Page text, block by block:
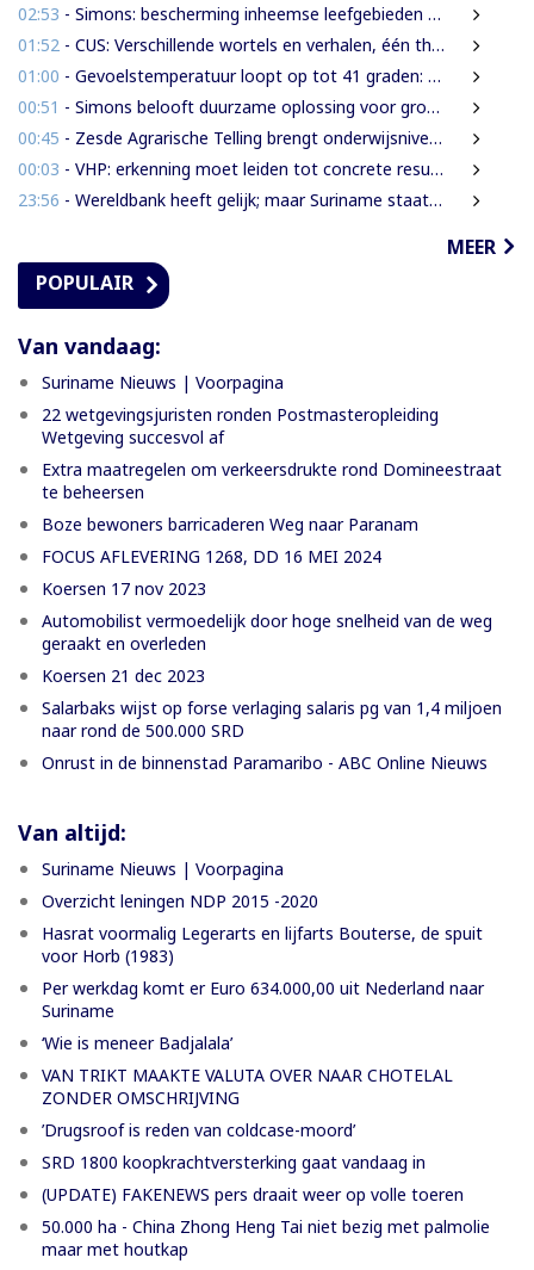
02:53 - Simons: bescherming inheemse leefgebieden en cultuur van nationaal belang
01:52 - CUS: Verschillende wortels en verhalen, één thuis
01:00 - Gevoelstemperatuur loopt op tot 41 graden: waarschuwing voor hittestress in Suriname
00:51 - Simons belooft duurzame oplossing voor grondenrechtenvraagstuk
00:45 - Zesde Agrarische Telling brengt onderwijsniveau landbouwers in kaart
00:03 - VHP: erkenning moet leiden tot concrete resultaten
23:56 - Wereldbank heeft gelijk; maar Suriname staat voor een grotere uitdaging
MEER
POPULAIR
Van vandaag:
Suriname Nieuws | Voorpagina
22 wetgevingsjuristen ronden Postmasteropleiding
Wetgeving succesvol af
Extra maatregelen om verkeersdrukte rond Domineestraat
te beheersen
Boze bewoners barricaderen Weg naar Paranam
FOCUS AFLEVERING 1268, DD 16 MEI 2024
Koersen 17 nov 2023
Automobilist vermoedelijk door hoge snelheid van de weg
geraakt en overleden
Koersen 21 dec 2023
Salarbaks wijst op forse verlaging salaris pg van 1,4 miljoen
naar rond de 500.000 SRD
Onrust in de binnenstad Paramaribo - ABC Online Nieuws
Van altijd:
Suriname Nieuws | Voorpagina
Overzicht leningen NDP 2015 -2020
Hasrat voormalig Legerarts en lijfarts Bouterse, de spuit
voor Horb (1983)
Per werkdag komt er Euro 634.000,00 uit Nederland naar
Suriname
‘Wie is meneer Badjalala’
VAN TRIKT MAAKTE VALUTA OVER NAAR CHOTELAL
ZONDER OMSCHRIJVING
’Drugsroof is reden van coldcase-moord’
SRD 1800 koopkrachtversterking gaat vandaag in
(UPDATE) FAKENEWS pers draait weer op volle toeren
50.000 ha - China Zhong Heng Tai niet bezig met palmolie
maar met houtkap